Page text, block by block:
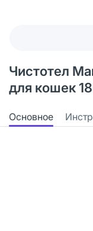
Чистотел
для кошек
Основное